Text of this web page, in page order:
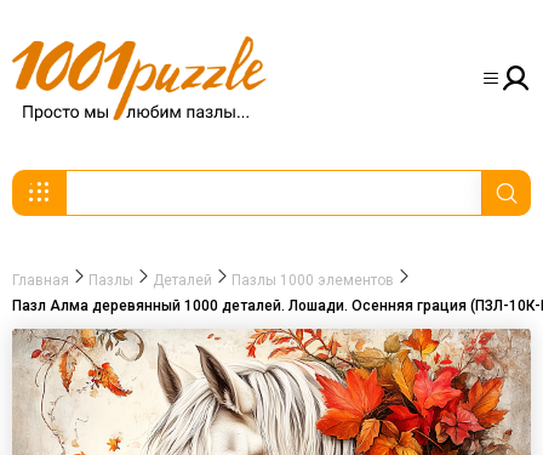
Главная Пазлы Деталей
Пазлы 1000 элементов
Пазл Алма деревянный 1000 деталей. Лошади. Осенняя грация (ПЗЛ-